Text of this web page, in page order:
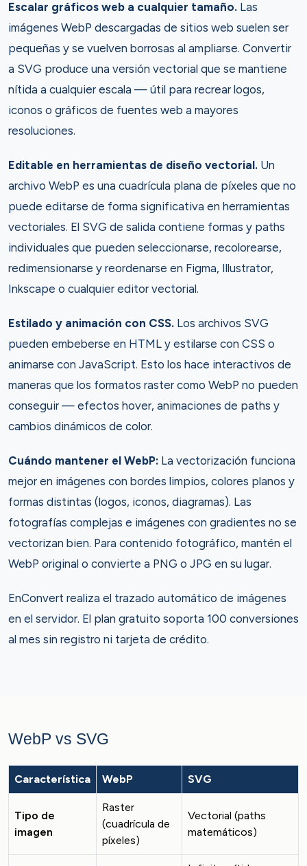
Escalar gráficos web a cualquier tamaño. Las
imágenes WebP descargadas de sitios web suelen ser
pequeñas y se vuelven borrosas al ampliarse. Convertir
a SVG produce una versión vectorial que se mantiene
nítida a cualquier escala — útil para recrear logos,
iconos o gráficos de fuentes web a mayores
resoluciones.
Editable en herramientas de diseño vectorial. Un
archivo WebP es una cuadrícula plana de píxeles que no
puede editarse de forma significativa en herramientas
vectoriales. El SVG de salida contiene formas y paths
individuales que pueden seleccionarse, recolorearse,
redimensionarse y reordenarse en Figma, Illustrator,
Inkscape o cualquier editor vectorial.
Estilado y animación con CSS. Los archivos SVG
pueden embeberse en HTML y estilarse con CSS o
animarse con JavaScript. Esto los hace interactivos de
maneras que los formatos raster como WebP no pueden
conseguir — efectos hover, animaciones de paths y
cambios dinámicos de color.
Cuándo mantener el WebP: La vectorización funciona
mejor en imágenes con bordes limpios, colores planos y
formas distintas (logos, iconos, diagramas). Las
fotografías complejas e imágenes con gradientes no se
vectorizan bien. Para contenido fotográfico, mantén el
WebP original o convierte a PNG o JPG en su lugar.
EnConvert realiza el trazado automático de imágenes
en el servidor. El plan gratuito soporta 100 conversiones
al mes sin registro ni tarjeta de crédito.
WebP vs SVG
Característica WebP SVG
Tipo de
imagen
Raster
(cuadrícula de
píxeles)
Vectorial (paths
matemáticos)